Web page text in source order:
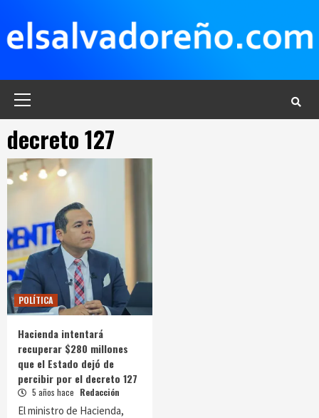
contenido
decreto 127
POLÍTICA
Hacienda intentará
recuperar $280 millones
que el Estado dejó de
percibir por el decreto 127
5 años hace Redacción
El ministro de Hacienda,